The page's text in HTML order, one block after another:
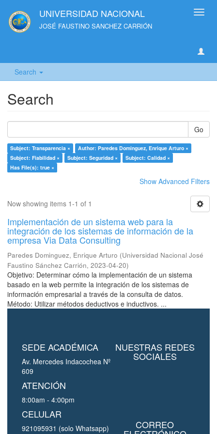
UNIVERSIDAD NACIONAL
JOSÉ FAUSTINO SANCHEZ CARRIÓN
Search
Search
Go
Subject: Transparencia ×
Author: Paredes Dominguez, Enrique Arturo ×
Subject: Fiabilidad ×
Subject: Seguridad ×
Subject: Calidad ×
Has File(s): true ×
Show Advanced Filters
Now showing items 1-1 of 1
Implementación de un sistema web para la
integración de los sistemas de información de la
empresa Via Data Consulting
Paredes Dominguez, Enrique Arturo (Universidad Nacional José
Faustino Sánchez Carrión, 2023-04-20)
Objetivo: Determinar cómo la implementación de un sistema
basado en la web permite la integración de los sistemas de
información empresarial a través de la consulta de datos.
Método: Utilizar métodos deductivos e inductivos. ...
SEDE ACADÉMICA
Av. Mercedes Indacochea Nº
609
ATENCIÓN
8:00am - 4:00pm
CELULAR
921095931 (solo Whatsapp)
NUESTRAS REDES
SOCIALES
CORREO